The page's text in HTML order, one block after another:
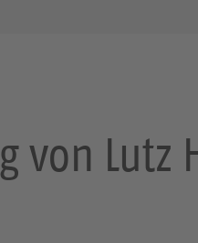
von Lutz